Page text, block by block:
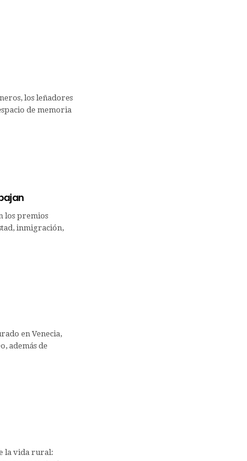
los leñadores
de memoria
los premios
inmigración,
en Venecia,
además de
la vida rural: